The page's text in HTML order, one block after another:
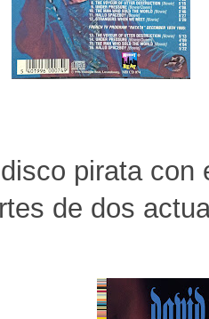
pirata con
de dos